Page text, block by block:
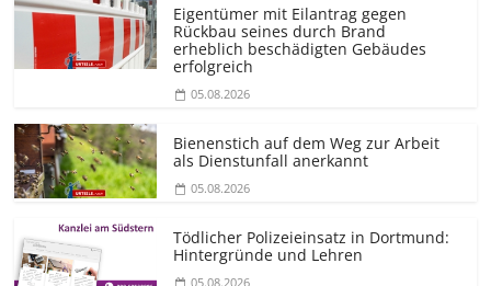
Eigentümer mit Eilantrag gegen
Rückbau seines durch Brand
erheblich beschädigten Gebäudes
erfolgreich
05.08.2026
Bienenstich auf dem Weg zur Arbeit
als Dienstunfall anerkannt
05.08.2026
Tödlicher Polizeieinsatz in Dortmund:
Hintergründe und Lehren
05.08.2026